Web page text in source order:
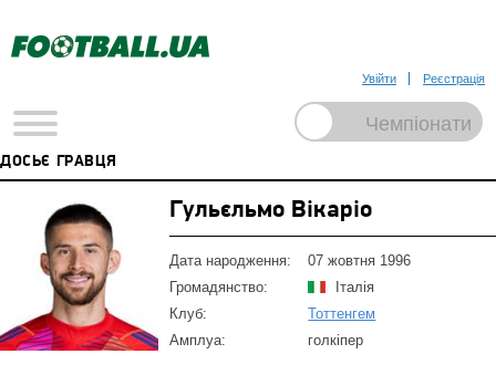
Увійти Реєстрація
ДОСЬЄ ГРАВЦЯ
Гульєльмо Вікаріо
Дата народження:
07 жовтня 1996
Громадянство:
Італія
Клуб:
Тоттенгем
Амплуа:
голкіпер